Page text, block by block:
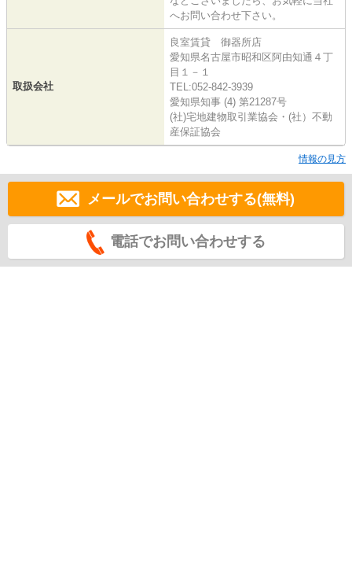
へお問い合わせ下さい。
取扱会社
良室賃貸 御器所店
愛知県名古屋市昭和区阿由知通４丁
目１－１
TEL:052-842-3939
愛知県知事 (4) 第21287号
(社)宅地建物取引業協会・(社）不動
産保証協会
情報の見方
メールでお問い合わせする(無料)
電話でお問い合わせする